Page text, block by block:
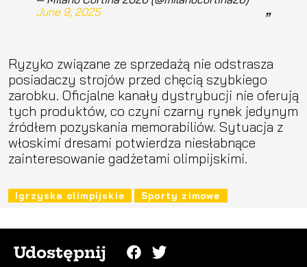
June 9, 2025
Ryzyko związane ze sprzedażą nie odstrasza
posiadaczy strojów przed chęcią szybkiego
zarobku. Oficjalne kanały dystrybucji nie oferują
tych produktów, co czyni czarny rynek jedynym
źródłem pozyskania memorabiliów. Sytuacja z
włoskimi dresami potwierdza niesłabnące
zainteresowanie gadżetami olimpijskimi.
Igrzyska olimpijskie Sporty zimowe
Udostępnij